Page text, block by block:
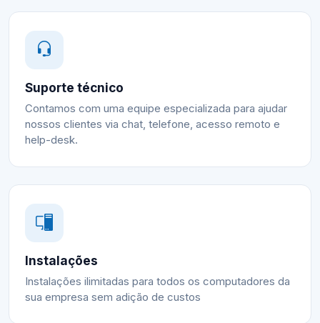
Suporte técnico
Contamos com uma equipe especializada para ajudar
nossos clientes via chat, telefone, acesso remoto e
help-desk.
Instalações
Instalações ilimitadas para todos os computadores da
sua empresa sem adição de custos